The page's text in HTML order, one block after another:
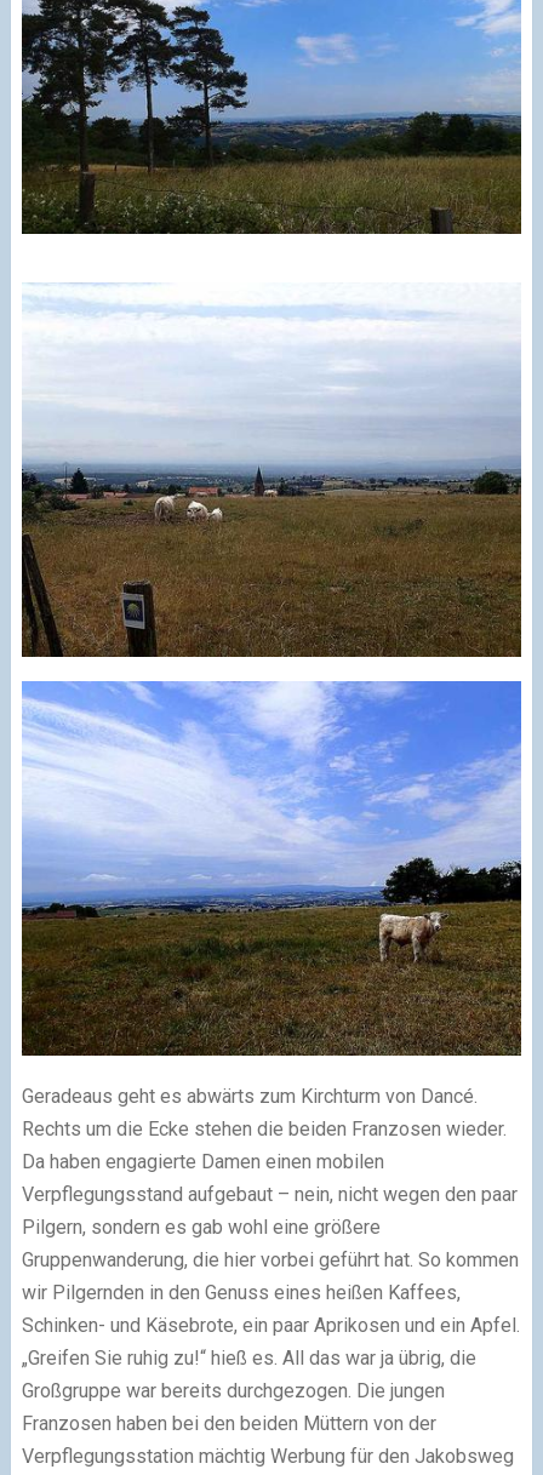
Geradeaus geht es abwärts zum Kirchturm von Dancé.
Rechts um die Ecke stehen die beiden Franzosen wieder.
Da haben engagierte Damen einen mobilen
Verpflegungsstand aufgebaut – nein, nicht wegen den paar
Pilgern, sondern es gab wohl eine größere
Gruppenwanderung, die hier vorbei geführt hat. So kommen
wir Pilgernden in den Genuss eines heißen Kaffees,
Schinken- und Käsebrote, ein paar Aprikosen und ein Apfel.
„Greifen Sie ruhig zu!“ hieß es. All das war ja übrig, die
Großgruppe war bereits durchgezogen. Die jungen
Franzosen haben bei den beiden Müttern von der
Verpflegungsstation mächtig Werbung für den Jakobsweg